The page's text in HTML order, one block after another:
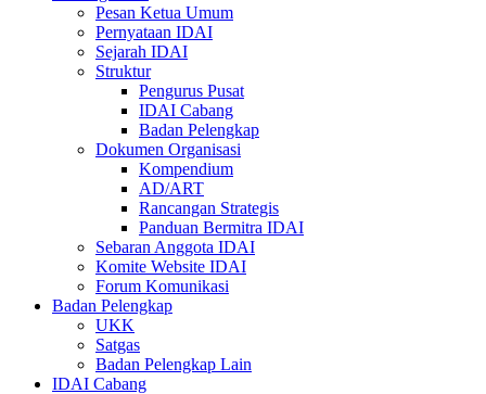
Pesan Ketua Umum
Pernyataan IDAI
Sejarah IDAI
Struktur
Pengurus Pusat
IDAI Cabang
Badan Pelengkap
Dokumen Organisasi
Kompendium
AD/ART
Rancangan Strategis
Panduan Bermitra IDAI
Sebaran Anggota IDAI
Komite Website IDAI
Forum Komunikasi
Badan Pelengkap
UKK
Satgas
Badan Pelengkap Lain
IDAI Cabang